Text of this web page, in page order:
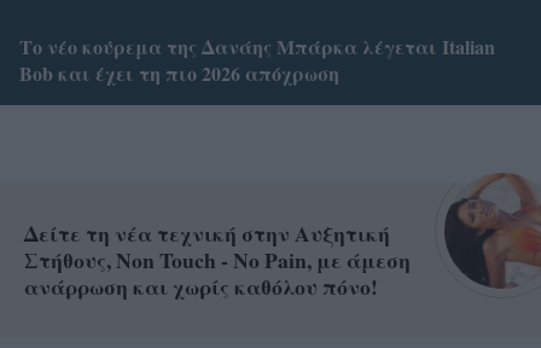
Το νέο κούρεμα της Δανάης Μπάρκα λέγεται Italian
Bob και έχει τη πιο 2026 απόχρωση
Δείτε τη νέα τεχνική στην Αυξητική
Στήθους, Non Touch - No Pain, με άμεση
ανάρρωση και χωρίς καθόλου πόνο!